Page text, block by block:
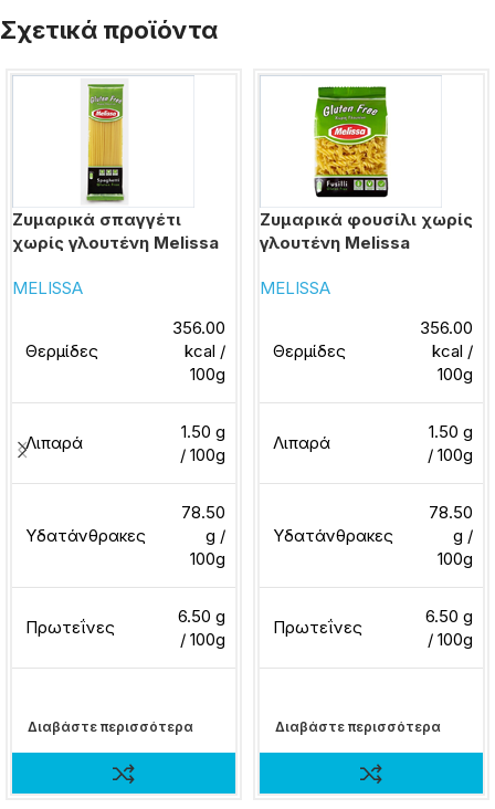
Σχετικά προϊόντα
Ζυμαρικά σπαγγέτι
χωρίς γλουτένη Melissa
MELISSA
Θερμίδες
356.00
kcal /
100g
Λιπαρά
1.50 g
/ 100g
Υδατάνθρακες
78.50
g /
100g
Πρωτεΐνες
6.50 g
/ 100g
Διαβάστε περισσότερα
Ζυμαρικά φουσίλι χωρίς
γλουτένη Melissa
MELISSA
Θερμίδες
356.00
kcal /
100g
Λιπαρά
1.50 g
/ 100g
Υδατάνθρακες
78.50
g /
100g
Πρωτεΐνες
6.50 g
/ 100g
Διαβάστε περισσότερα